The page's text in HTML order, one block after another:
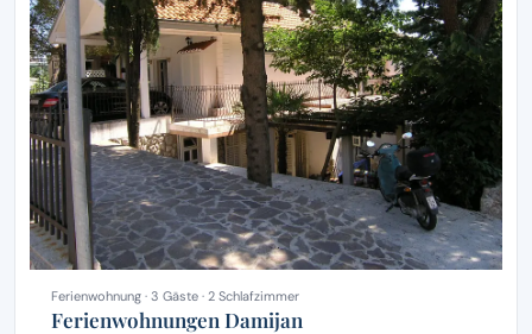
Ferienwohnung · 3 Gäste · 2 Schlafzimmer
Ferienwohnungen Damijan